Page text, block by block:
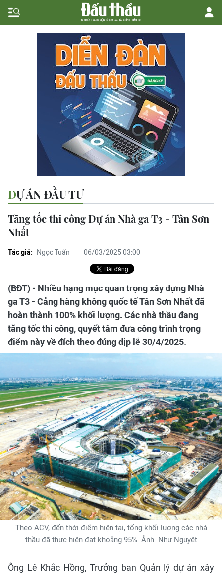
DỰ ÁN ĐẦU TƯ
Tăng tốc thi công Dự án Nhà ga T3 - Tân Sơn
Nhất
Tác giả: Ngọc Tuấn 06/03/2025 03:00
(BĐT) - Nhiều hạng mục quan trọng xây dựng Nhà
ga T3 - Cảng hàng không quốc tế Tân Sơn Nhất đã
hoàn thành 100% khối lượng. Các nhà thầu đang
tăng tốc thi công, quyết tâm đưa công trình trọng
điểm này về đích theo đúng dịp lễ 30/4/2025.
Theo ACV, đến thời điểm hiện tại, tổng khối lượng các nhà
thầu đã thực hiện đạt khoảng 95%. Ảnh: Như Nguyệt
Ông Lê Khắc Hồng, Trưởng ban Quản lý dự án xây